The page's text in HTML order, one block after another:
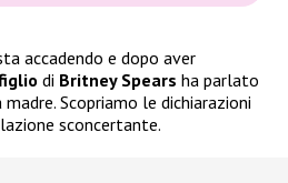
accadendo e dopo aver
di Britney Spears ha parlato
Scopriamo le dichiarazioni
sconcertante.